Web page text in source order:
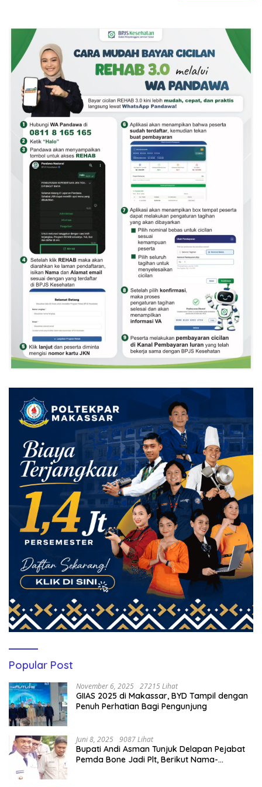
Popular Post
November 6, 2025 27215 Lihat
GIIAS 2025 di Makassar, BYD Tampil dengan
Penuh Perhatian Bagi Pengunjung
Juni 8, 2025 9087 Lihat
Bupati Andi Asman Tunjuk Delapan Pejabat
Pemda Bone Jadi Plt, Berikut Nama-